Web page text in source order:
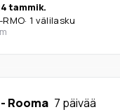
tammik.
RMO· 1 välilasku
- Rooma 7 päivää